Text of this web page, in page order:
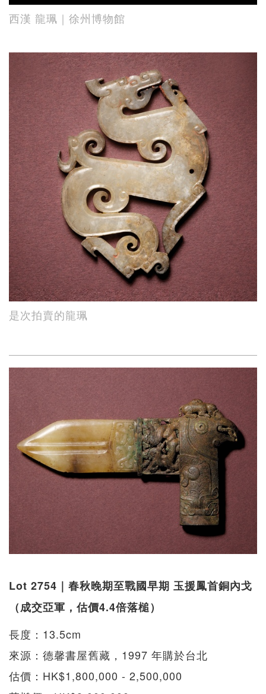
西漢 龍珮｜徐州博物館
是次拍賣的龍珮
Lot 2754｜春秋晚期至戰國早期 玉援鳳首銅內戈
（成交亞軍，估價4.4倍落槌）
長度：13.5cm
來源：德馨書屋舊藏，1997 年購於台北
估價：HK$1,800,000 - 2,500,000